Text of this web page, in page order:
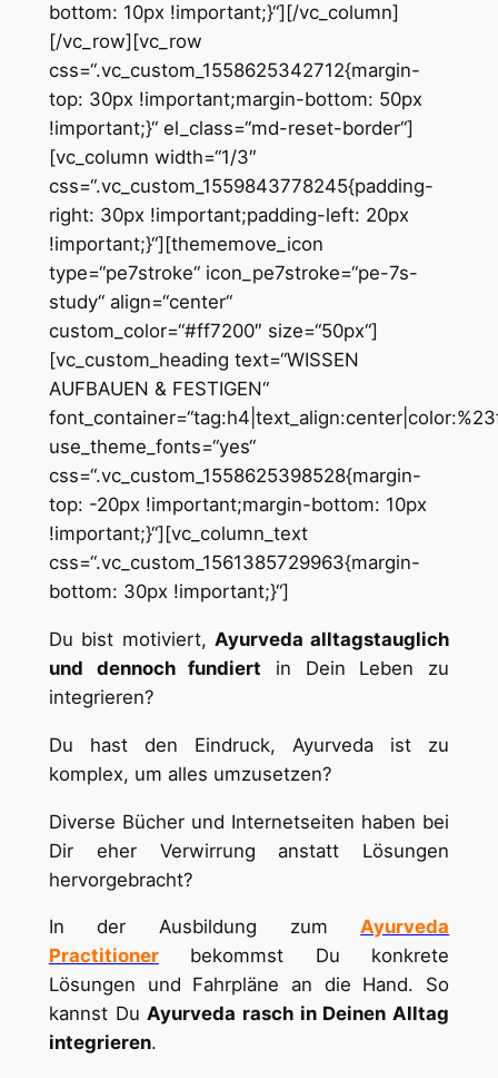
bottom: 10px !important;}“][/vc_column]
[/vc_row][vc_row
css=“.vc_custom_1558625342712{margin-
top: 30px !important;margin-bottom: 50px
!important;}“ el_class=“md-reset-border“]
[vc_column width=“1/3″
css=“.vc_custom_1559843778245{padding-
right: 30px !important;padding-left: 20px
!important;}“][thememove_icon
type=“pe7stroke“ icon_pe7stroke=“pe-7s-
study“ align=“center“
custom_color=“#ff7200″ size=“50px“]
[vc_custom_heading text=“WISSEN
AUFBAUEN & FESTIGEN“
use_theme_fonts=“yes“
css=“.vc_custom_1558625398528{margin-
top: -20px !important;margin-bottom: 10px
!important;}“][vc_column_text
css=“.vc_custom_1561385729963{margin-
bottom: 30px !important;}“]
Du bist motiviert, Ayurveda alltagstauglich
und dennoch fundiert in Dein Leben zu
integrieren?
Du hast den Eindruck, Ayurveda ist zu
komplex, um alles umzusetzen?
Diverse Bücher und Internetseiten haben bei
Dir eher Verwirrung anstatt Lösungen
hervorgebracht?
In der Ausbildung zumAyurveda
Practitionerbekommst Du konkrete
Lösungen und Fahrpläne an die Hand. So
kannst DuAyurveda rasch in Deinen Alltag
integrieren.